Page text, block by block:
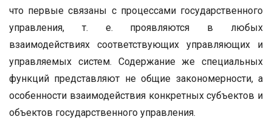
что первые связаны с процессами государственного
управления, т. е. проявляются в любых
взаимодействиях соответствующих управляющих и
управляемых систем. Содержание же специальных
функций представляют не общие закономерности, а
особенности взаимодействия конкретных субъектов и
объектов государственного управления.